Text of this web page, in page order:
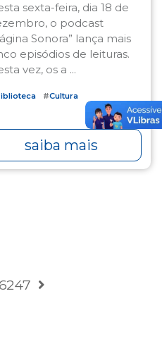
sexta-feira, dia 18 de
o podcast
Sonora” lança mais
episódios de leituras.
vez, os a ...
#Cultura
saiba mais
247